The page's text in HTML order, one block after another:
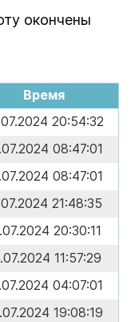
окончены
Время
20:54:32
08:47:01
08:47:01
21:48:35
20:30:11
11:57:29
04:07:01
19:08:19